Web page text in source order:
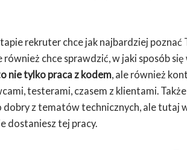
rekruter chce jak najbardziej poznać
również chce sprawdzić, w jaki sposób
nie tylko praca z kodem, ale również
testerami, czasem z klientami.
dobry z tematów technicznych, ale tutaj
dostaniesz tej pracy.